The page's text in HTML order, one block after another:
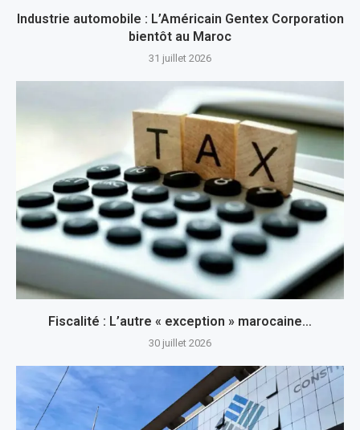
Industrie automobile : L’Américain Gentex Corporation
bientôt au Maroc
31 juillet 2026
Fiscalité : L’autre « exception » marocaine…
30 juillet 2026